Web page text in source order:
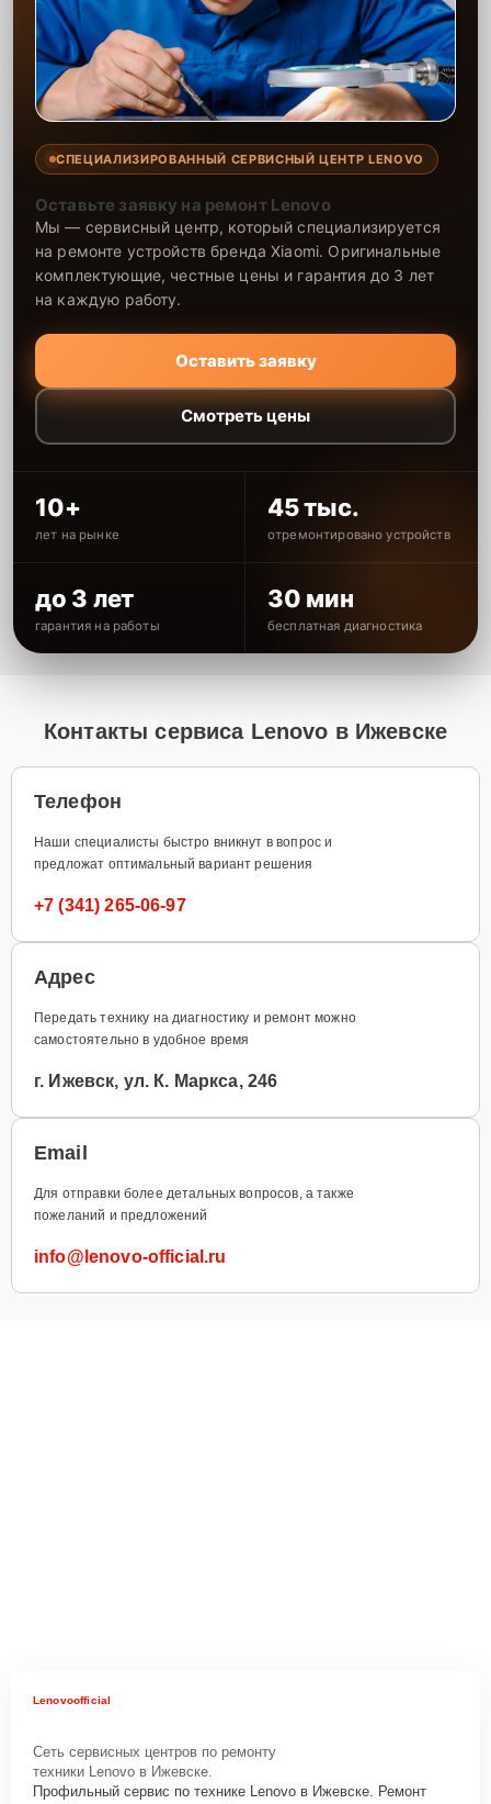
СПЕЦИАЛИЗИРОВАННЫЙ СЕРВИСНЫЙ ЦЕНТР LENOVO
Оставьте заявку на ремонт Lenovo
Мы — сервисный центр, который специализируется
на ремонте устройств бренда Xiaomi. Оригинальные
комплектующие, честные цены и гарантия до 3 лет
на каждую работу.
Оставить заявку
Смотреть цены
10+
лет на рынке
45 тыс.
отремонтировано устройств
до 3 лет
гарантия на работы
30 мин
бесплатная диагностика
Контакты сервиса Lenovo в Ижевске
Телефон
Наши специалисты быстро вникнут в вопрос и
предложат оптимальный вариант решения
+7 (341) 265-06-97
Адрес
Передать технику на диагностику и ремонт можно
самостоятельно в удобное время
г. Ижевск, ул. К. Маркса, 246
Email
Для отправки более детальных вопросов, а также
пожеланий и предложений
info@lenovo-official.ru
Lenovoofficial
Сеть сервисных центров по ремонту
техники Lenovo в Ижевске.
Профильный сервис по технике Lenovo в Ижевске. Ремонт